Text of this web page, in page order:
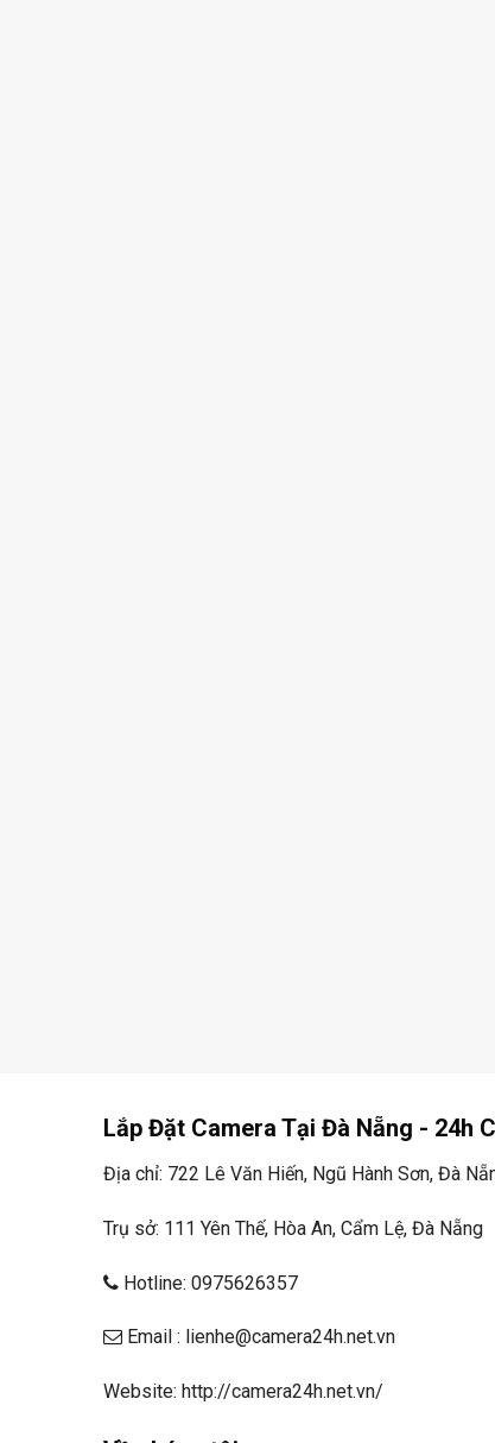
Lắp Đặt Camera Tại Đà Nẵng - 24h
Địa chỉ: 722 Lê Văn Hiến, Ngũ Hành Sơn, Đà
Trụ sở: 111 Yên Thế, Hòa An, Cẩm Lệ, Đà Nẵng
Hotline: 0975626357
Email : lienhe@camera24h.net.vn
Website: http://camera24h.net.vn/